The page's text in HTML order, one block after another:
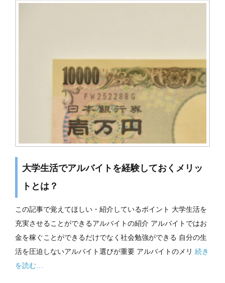
大学生活でアルバイトを経験しておくメリッ
トとは？
この記事で覚えてほしい・紹介しているポイント 大学生活を
充実させることができるアルバイトの紹介 アルバイトではお
金を稼ぐことができるだけでなく社会勉強ができる 自分の生
活を圧迫しないアルバイト選びが重要 アルバイトのメリ 続き
を読む…